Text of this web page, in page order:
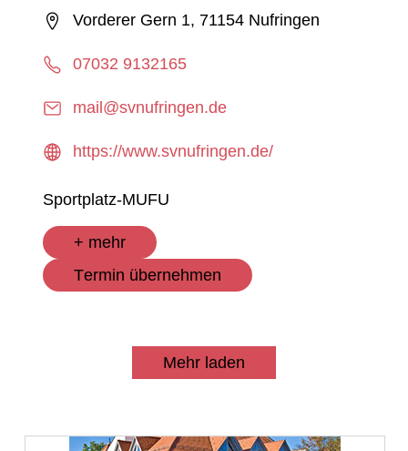
Vorderer Gern 1, 71154 Nufringen
07032 9132165
mail@svnufringen.de
https://www.svnufringen.de/
Sportplatz-MUFU
+ mehr
Termin übernehmen
Mehr laden